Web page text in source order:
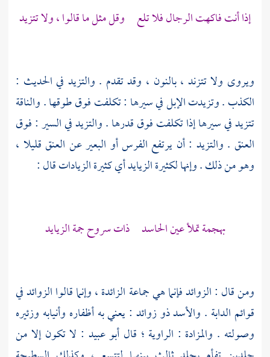
إذا أنت فاكهت الرجال فلا تلع وقل مثل ما قالوا ، ولا تتزيد
ويروى ولا تتزند ، بالنون ، وقد تقدم . والتزيد في الحديث :
الكذب . وتزيدت الإبل في سيرها : تكلفت فوق طوقها . والناقة
تتزيد في سيرها إذا تكلفت فوق قدرها . والتزيد في السير : فوق
العنق . والتزيد : أن يرتفع الفرس أو البعير عن العنق قليلا ،
وهو من ذلك . وإنها لكثيرة الزيايد أي كثيرة الزيادات قال :
بهجمة تملأ عين الحاسد ذات سروح جمة الزيايد
ومن قال : الزوائد فإنما هي جماعة الزائدة ، وإنما قالوا الزوائد في
قوائم الدابة . والأسد ذو زوائد : يعني به أظفاره وأنيابه وزئيره
وصولته . والمزادة : الراوية ؛ قال أبو عبيد : لا تكون إلا من